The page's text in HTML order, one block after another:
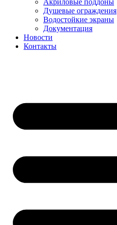
Акриловые поддоны
Душевые ограждения
Водостойкие экраны
Документация
Новости
Контакты